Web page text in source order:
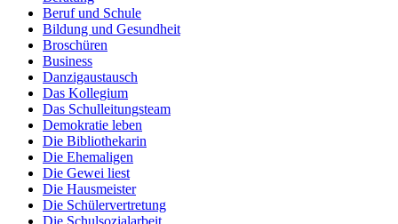
Beruf und Schule
Bildung und Gesundheit
Broschüren
Business
Danzigaustausch
Das Kollegium
Das Schulleitungsteam
Demokratie leben
Die Bibliothekarin
Die Ehemaligen
Die Gewei liest
Die Hausmeister
Die Schülervertretung